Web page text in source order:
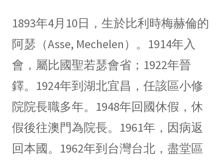
1893年4月10日，生於比利時梅赫倫的
阿瑟（Asse, Mechelen）。1914年入
會，屬比國聖若瑟會省；1922年晉
鐸。1924年到湖北宜昌，任該區小修
院院長職多年。1948年回國休假，休
假後往澳門為院長。1961年，因病返
回本國。1962年到台灣台北，盡堂區